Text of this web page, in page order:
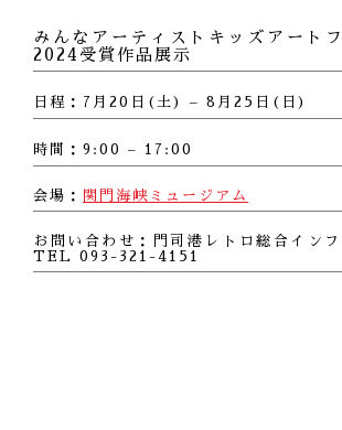
みんなアーティストキッズアート
2024受賞作品展示
日程：7月20日(土) – 8月25日(日)
時間：9:00 – 17:00
会場： 関門海峡ミュージアム
お問い合わせ：門司港レトロ総合イン
TEL 093-321-4151